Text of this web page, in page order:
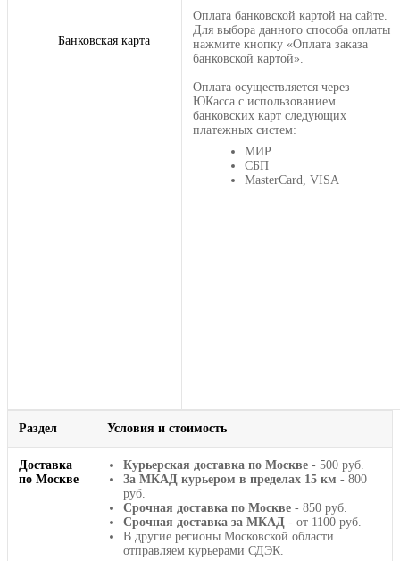
Банковская карта
Оплата банковской картой на сайте.
Для выбора данного способа оплаты
нажмите кнопку «Оплата заказа
банковской картой».
Оплата осуществляется через
ЮКасса с использованием
банковских карт следующих
платежных систем:
МИР
СБП
MasterCard, VISA
Раздел Условия и стоимость
Доставка
по Москве
Курьерская доставка по Москве - 500 руб.
За МКАД курьером в пределах 15 км - 800
руб.
Срочная доставка по Москве - 850 руб.
Срочная доставка за МКАД - от 1100 руб.
В другие регионы Московской области
отправляем курьерами СДЭК.